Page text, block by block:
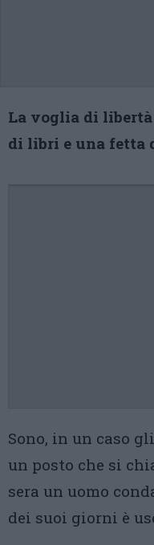
La voglia di
di libri e una fetta
Sono, in un caso
un posto che si
sera un uomo
dei suoi giorni è